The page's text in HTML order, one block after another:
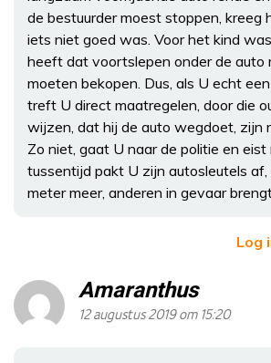
de bestuurder moest stoppen, kreeg
iets niet goed was. Voor het kind
heeft dat voortslepen onder de auto
moeten bekopen. Dus, als U echt
treft U direct maatregelen, door die
wijzen, dat hij de auto wegdoet, zijn
Zo niet, gaat U naar de politie en eist
tussentijd pakt U zijn autosleutels
meter meer, anderen in gevaar
Log
Amaranthus
12 augustus 2019 om 15:20